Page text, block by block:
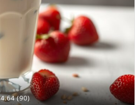
4.64 (90)